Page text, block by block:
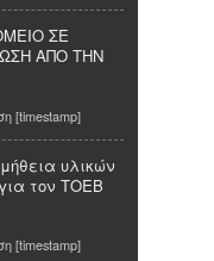
ΣΕ
ΑΠΟ ΤΗΝ
[timestamp]
υλικών
τον ΤΟΕΒ
[timestamp]